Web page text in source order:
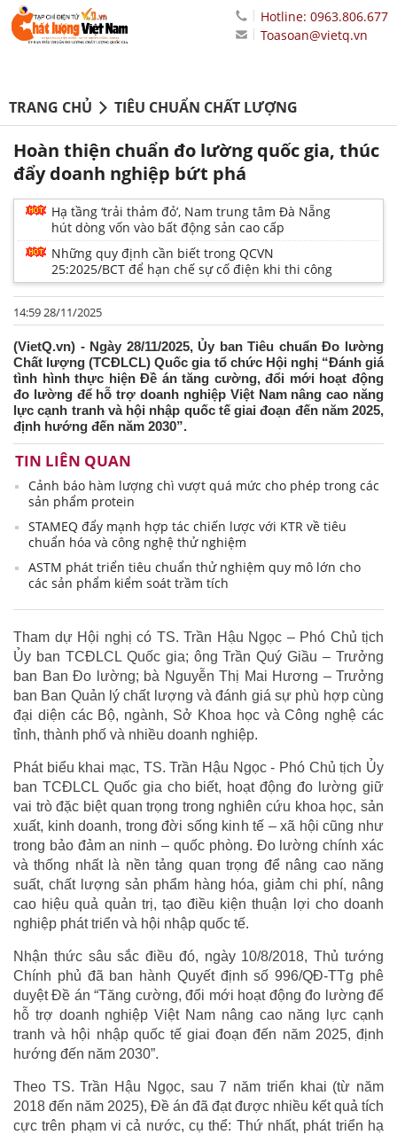
Hotline: 0963.806.677
Toasoan@vietq.vn
TRANG CHỦ TIÊU CHUẨN CHẤT LƯỢNG
Hoàn thiện chuẩn đo lường quốc gia, thúc
đẩy doanh nghiệp bứt phá
Hạ tầng ‘trải thảm đỏ’, Nam trung tâm Đà Nẵng
hút dòng vốn vào bất động sản cao cấp
Những quy định cần biết trong QCVN
25:2025/BCT để hạn chế sự cố điện khi thi công
14:59 28/11/2025
(VietQ.vn) - Ngày 28/11/2025, Ủy ban Tiêu chuẩn Đo lường
Chất lượng (TCĐLCL) Quốc gia tổ chức Hội nghị “Đánh giá
tình hình thực hiện Đề án tăng cường, đổi mới hoạt động
đo lường để hỗ trợ doanh nghiệp Việt Nam nâng cao năng
lực cạnh tranh và hội nhập quốc tế giai đoạn đến năm 2025,
định hướng đến năm 2030”.
TIN LIÊN QUAN
Cảnh báo hàm lượng chì vượt quá mức cho phép trong các
sản phẩm protein
STAMEQ đẩy mạnh hợp tác chiến lược với KTR về tiêu
chuẩn hóa và công nghệ thử nghiệm
ASTM phát triển tiêu chuẩn thử nghiệm quy mô lớn cho
các sản phẩm kiểm soát trầm tích
Tham dự Hội nghị có TS. Trần Hậu Ngọc – Phó Chủ tịch
Ủy ban TCĐLCL Quốc gia; ông Trần Quý Giầu – Trưởng
ban Ban Đo lường; bà Nguyễn Thị Mai Hương – Trưởng
ban Ban Quản lý chất lượng và đánh giá sự phù hợp cùng
đại diện các Bộ, ngành, Sở Khoa học và Công nghệ các
tỉnh, thành phố và nhiều doanh nghiệp.
Phát biểu khai mạc, TS. Trần Hậu Ngọc - Phó Chủ tịch Ủy
ban TCĐLCL Quốc gia cho biết, hoạt động đo lường giữ
vai trò đặc biệt quan trọng trong nghiên cứu khoa học, sản
xuất, kinh doanh, trong đời sống kinh tế – xã hội cũng như
trong bảo đảm an ninh – quốc phòng. Đo lường chính xác
và thống nhất là nền tảng quan trọng để nâng cao năng
suất, chất lượng sản phẩm hàng hóa, giảm chi phí, nâng
cao hiệu quả quản trị, tạo điều kiện thuận lợi cho doanh
nghiệp phát triển và hội nhập quốc tế.
Nhận thức sâu sắc điều đó, ngày 10/8/2018, Thủ tướng
Chính phủ đã ban hành Quyết định số 996/QĐ-TTg phê
duyệt Đề án “Tăng cường, đổi mới hoạt động đo lường để
hỗ trợ doanh nghiệp Việt Nam nâng cao năng lực cạnh
tranh và hội nhập quốc tế giai đoạn đến năm 2025, định
hướng đến năm 2030”.
Theo TS. Trần Hậu Ngọc, sau 7 năm triển khai (từ năm
2018 đến năm 2025), Đề án đã đạt được nhiều kết quả tích
cực trên phạm vi cả nước, cụ thể: Thứ nhất, phát triển hạ